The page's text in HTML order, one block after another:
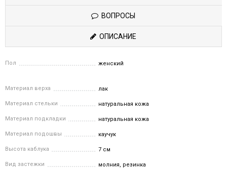
ВОПРОСЫ
ОПИСАНИЕ
Пол женский
Материал верха лак
Материал стельки натуральная кожа
Материал подкладки натуральная кожа
Материал подошвы каучук
Высота каблука 7 см
Вид застежки молния, резинка